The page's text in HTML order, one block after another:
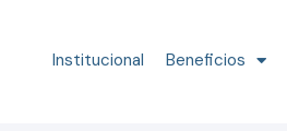
Institucional Beneficios